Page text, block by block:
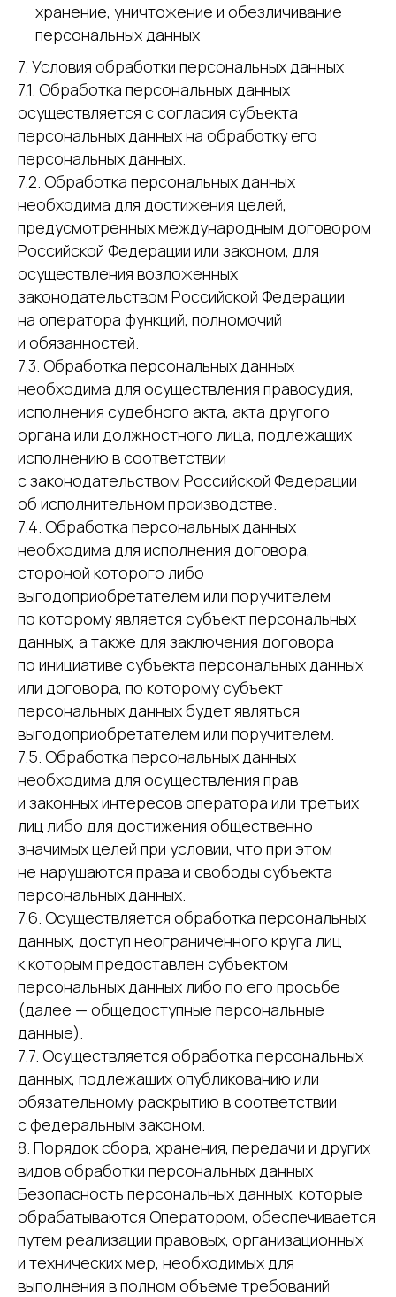
хранение, уничтожение и обезличивание
персональных данных
7. Условия обработки персональных данных
7.1. Обработка персональных данных
осуществляется с согласия субъекта
персональных данных на обработку его
персональных данных.
7.2. Обработка персональных данных
необходима для достижения целей,
предусмотренных международным договором
Российской Федерации или законом, для
осуществления возложенных
законодательством Российской Федерации
на оператора функций, полномочий
и обязанностей.
7.3. Обработка персональных данных
необходима для осуществления правосудия,
исполнения судебного акта, акта другого
органа или должностного лица, подлежащих
исполнению в соответствии
с законодательством Российской Федерации
об исполнительном производстве.
7.4. Обработка персональных данных
необходима для исполнения договора,
стороной которого либо
выгодоприобретателем или поручителем
по которому является субъект персональных
данных, а также для заключения договора
по инициативе субъекта персональных данных
или договора, по которому субъект
персональных данных будет являться
выгодоприобретателем или поручителем.
7.5. Обработка персональных данных
необходима для осуществления прав
и законных интересов оператора или третьих
лиц либо для достижения общественно
значимых целей при условии, что при этом
не нарушаются права и свободы субъекта
персональных данных.
7.6. Осуществляется обработка персональных
данных, доступ неограниченного круга лиц
к которым предоставлен субъектом
персональных данных либо по его просьбе
(далее — общедоступные персональные
данные).
7.7. Осуществляется обработка персональных
данных, подлежащих опубликованию или
обязательному раскрытию в соответствии
с федеральным законом.
8. Порядок сбора, хранения, передачи и других
видов обработки персональных данных
Безопасность персональных данных, которые
обрабатываются Оператором, обеспечивается
путем реализации правовых, организационных
и технических мер, необходимых для
выполнения в полном объеме требований